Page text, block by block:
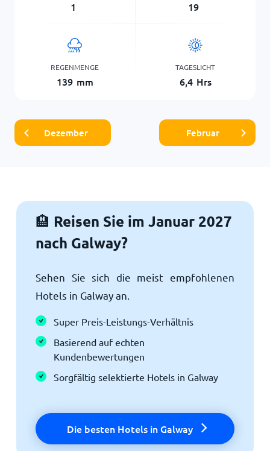
1 19
REGENMENGE
139 mm
TAGESLICHT
6,4 Hrs
Dezember Februar
🏨 Reisen Sie im Januar 2027
nach Galway?
Sehen Sie sich die meist empfohlenen
Hotels in Galway an.
Super Preis-Leistungs-Verhältnis
Basierend auf echten
Kundenbewertungen
Sorgfältig selektierte Hotels in Galway
Die besten Hotels in Galway